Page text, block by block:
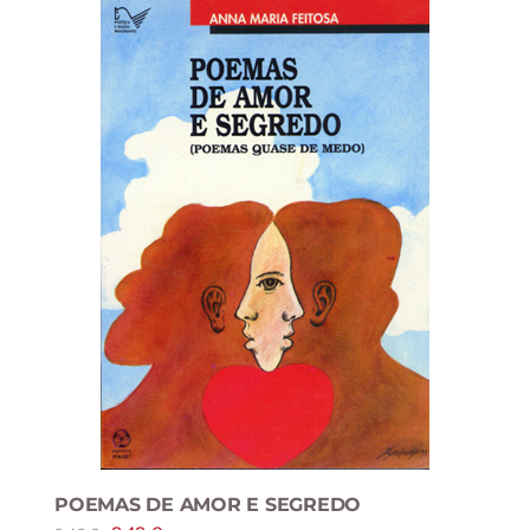
POEMAS DE AMOR E SEGREDO